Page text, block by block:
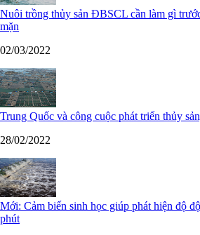
Nuôi trồng thủy sản ĐBSCL cần làm gì
mặn
02/03/2022
Trung Quốc và công cuộc phát triển thủy
28/02/2022
Mới: Cảm biến sinh học giúp phát hiện độ
phút